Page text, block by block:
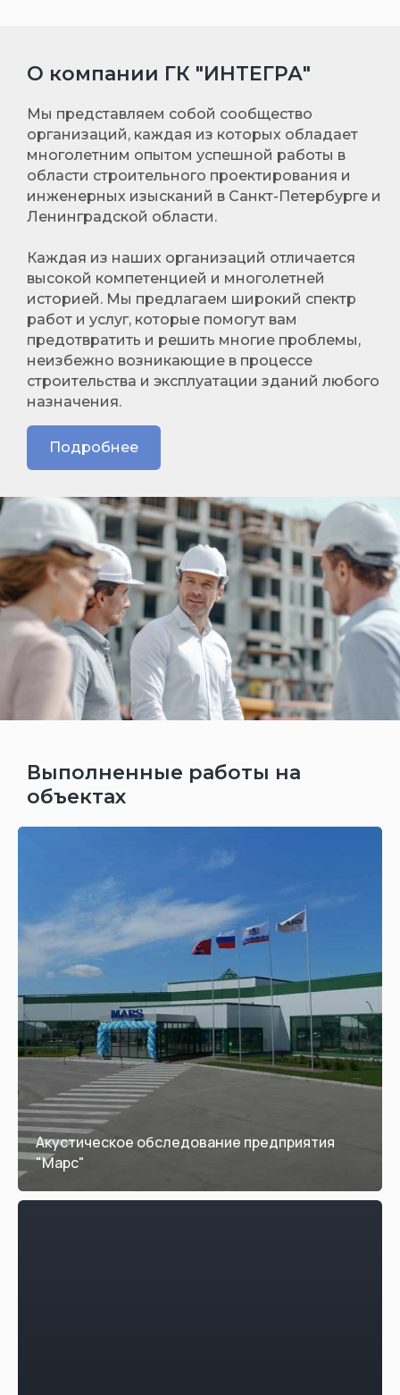
О компании ГК "ИНТЕГРА"
Мы представляем собой сообщество
организаций, каждая из которых обладает
многолетним опытом успешной работы в
области строительного проектирования и
инженерных изысканий в Санкт-Петербурге и
Ленинградской области.
Каждая из наших организаций отличается
высокой компетенцией и многолетней
историей. Мы предлагаем широкий спектр
работ и услуг, которые помогут вам
предотвратить и решить многие проблемы,
неизбежно возникающие в процессе
строительства и эксплуатации зданий любого
назначения.
Подробнее
Выполненные работы на
объектах
Акустическое обследование предприятия
"Марс"